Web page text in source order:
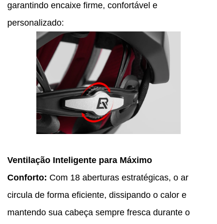
garantindo encaixe firme, confortável e
personalizado:
Ventilação Inteligente para Máximo
Conforto: Com 18 aberturas estratégicas, o ar
circula de forma eficiente, dissipando o calor e
mantendo sua cabeça sempre fresca durante o